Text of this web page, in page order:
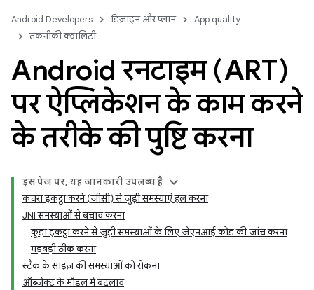
Android Developers डिज़ाइन और प्लान
App quality
तकनीकी क्वालिटी
Android रनटाइम (ART)
पर ऐप्लिकेशन के काम करने
के तरीके की पुष्टि करना
इस पेज पर, यह जानकारी उपलब्ध है
कचरा इकट्ठा करने (जीसी) से जुड़ी समस्याएं हल करना
JNI समस्याओं से बचाव करना
कूड़ा इकट्ठा करने से जुड़ी समस्याओं के लिए जेएनआई कोड की जांच करना
गड़बड़ी ठीक करना
स्टैक के साइज़ की समस्याओं को रोकना
ऑब्जेक्ट के मॉडल में बदलाव